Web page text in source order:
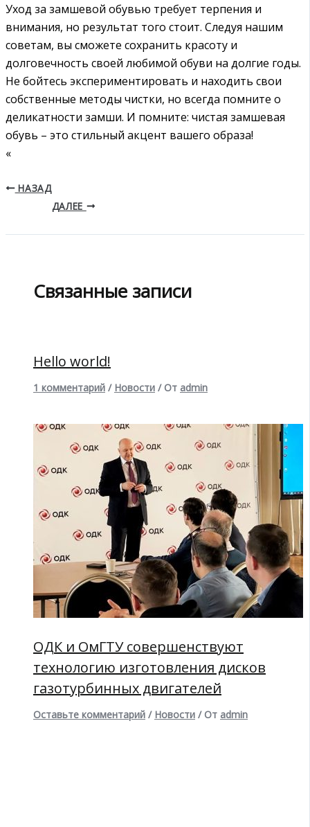
Уход за замшевой обувью требует терпения и
внимания, но результат того стоит. Следуя нашим
советам, вы сможете сохранить красоту и
долговечность своей любимой обуви на долгие годы.
Не бойтесь экспериментировать и находить свои
собственные методы чистки, но всегда помните о
деликатности замши. И помните: чистая замшевая
обувь – это стильный акцент вашего образа!
«
НАЗАД
ДАЛЕЕ
Связанные записи
Hello world!
1 комментарий / Новости / От admin
ОДК и ОмГТУ совершенствуют
технологию изготовления дисков
газотурбинных двигателей
Оставьте комментарий / Новости / От admin